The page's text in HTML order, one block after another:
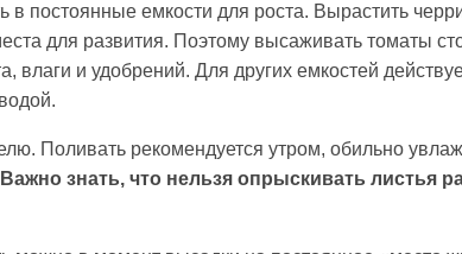
в постоянные емкости для роста. Вырастить
для развития. Поэтому высаживать томаты
влаги и удобрений. Для других емкостей
Поливать рекомендуется утром, обильно
Важно знать, что нельзя опрыскивать листья